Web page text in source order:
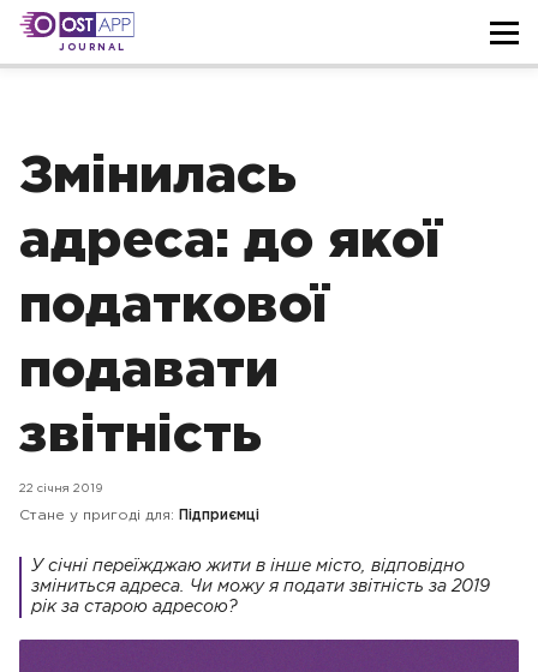
JOURNAL
Змінилась
адреса: до якої
податкової
подавати
звітність
22 січня 2019
Стане у пригоді для: Підприємці
У січні переїжджаю жити в інше місто, відповідно
зміниться адреса. Чи можу я подати звітність за 2019
рік за старою адресою?